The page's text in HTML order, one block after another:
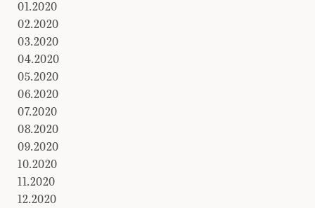
01.2020
02.2020
03.2020
04.2020
05.2020
06.2020
07.2020
08.2020
09.2020
10.2020
11.2020
12.2020